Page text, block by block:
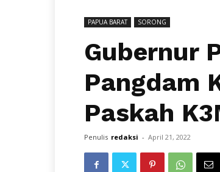
PAPUA BARAT SORONG
Gubernur
Pangdam
Paskah
Penulis redaksi - April 21, 2022